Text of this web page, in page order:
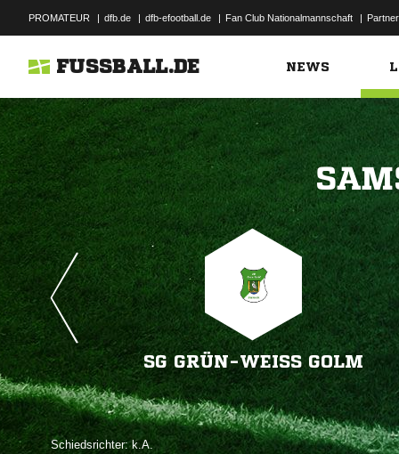
PROMATEUR | dfb.de | dfb-efootball.de | Fan Club Nationalmannschaft | Partner
FUSSBALL.DE NEWS
SG GRÜN-WEISS GOLM
Schiedsrichter: